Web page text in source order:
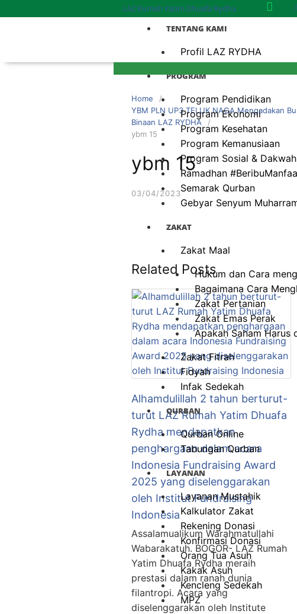
LAZ Rumah Yatim Dhuafa Rydha
TENTANG KAMI
Profil LAZ RYDHA
PROGRAM
Program Pendidikan
Program Ekonomi
Program Kesehatan
Program Kemanusiaan
Program Sosial & Dakwah
Ramadhan
Semarak Qurban
Gebyar Senyum
ZAKAT
Zakat Maal
Hukum dan Cara
Bagaimana Cara
Zakat Pertanian
Zakat Emas Perak
Apakah Saham Harus
Zakat Fitrah
Fidyah
Infak Sedekah
QURBAN
Qurban Online
Tabungan Qurban
LAYANAN
Layanan Mustahik
Kalkulator Zakat
Rekening Donasi
Konfirmasi Donasi
Orang Tua Asuh
Kakak Asuh
Kencleng Sedekah
MPZ
Home
YBM PLN UP3 TELUK NAGA Mengadakan
Binaan LAZ RYDHA
ybm 15
ybm 15
03/04/2023
Related Posts
Alhamdulillah 2 tahun berturut-
turut LAZ Rumah Yatim Dhuafa
Rydha mendapatkan
penghargaan dalam acara
Indonesia Fundraising Award
2025 yang diselenggarakan
oleh Institut Fundraising
Indonesia
Assalamualikum Warahmatullahi
Wabarakatuh. BOGOR- LAZ Rumah
Yatim Dhuafa Rydha meraih
prestasi dalam ranah dunia
filantropi. Acara yang
diselenggarakan oleh Institute